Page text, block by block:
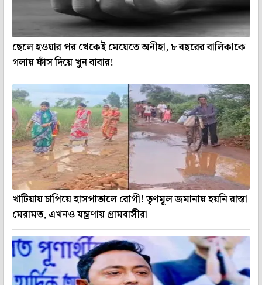
ছেলে হওয়ার পর থেকেই মেয়েতে অনীহা, ৮ বছরের বালিকাকে
গলায় ফাঁস দিয়ে খুন বাবার!
খাটিয়ায় চাপিয়ে হাসপাতালে রোগী! তৃণমূল জমানায় হয়নি রাস্তা
মেরামত, এখনও যন্ত্রণায় গ্রামবাসীরা